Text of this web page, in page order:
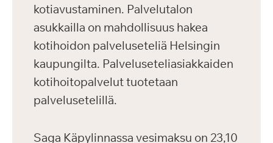
kotiavustaminen. Palvelutalon
asukkailla on mahdollisuus hakea
kotihoidon palveluseteliä Helsingin
kaupungilta. Palveluseteliasiakkaiden
kotihoitopalvelut tuotetaan
palvelusetelillä.
Saga Käpylinnassa vesimaksu on 23,10